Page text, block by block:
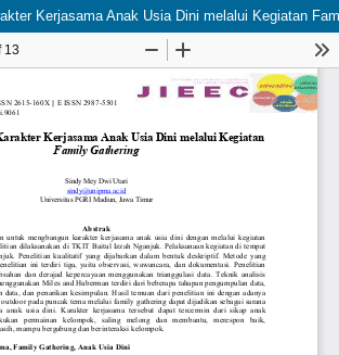
Kerjasama Anak Usia Dini melalui Kegiatan